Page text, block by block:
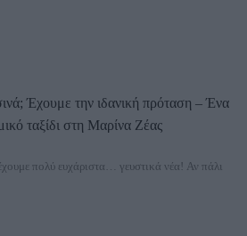
Έχουμε την ιδανική πρόταση – Ένα
ταξίδι στη Μαρίνα Ζέας
πολύ ευχάριστα… γευστικά νέα! Αν πάλι